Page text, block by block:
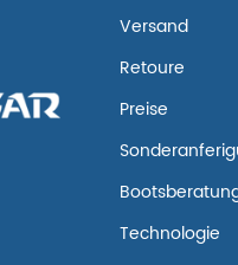
Versand
Retoure
Preise
Technologie